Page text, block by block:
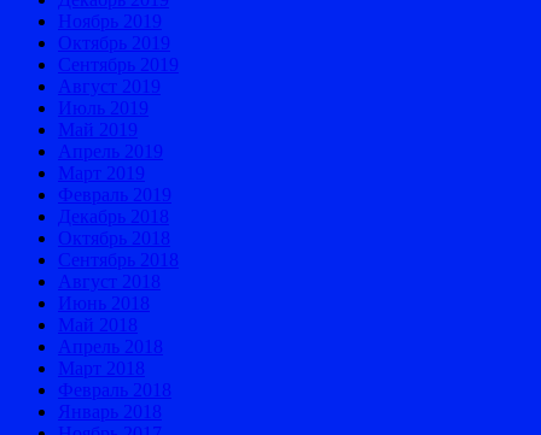
Ноябрь 2019
Октябрь 2019
Сентябрь 2019
Август 2019
Июль 2019
Май 2019
Апрель 2019
Март 2019
Февраль 2019
Декабрь 2018
Октябрь 2018
Сентябрь 2018
Август 2018
Июнь 2018
Май 2018
Апрель 2018
Март 2018
Февраль 2018
Январь 2018